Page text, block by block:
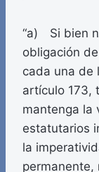
“a) Si bien
obligación
cada una de
artículo 173,
mantenga la
estatutarios
la
permanente,